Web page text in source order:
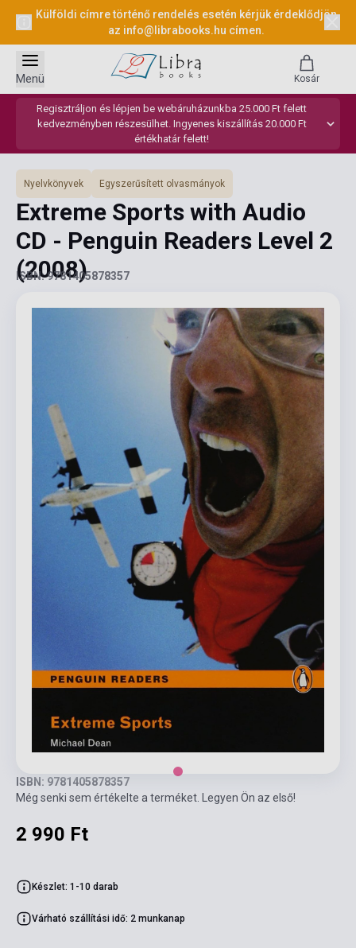
Külföldi címre történő rendelés esetén kérjük érdeklődjön
az info@librabooks.hu címen.
Regisztráljon és lépjen be webáruházunkba 25.000 Ft felett
kedvezményben részesülhet. Ingyenes kiszállítás 20.000 Ft
értékhatár felett!
Menü Kosár
Nyelvkönyvek Egyszerűsített olvasmányok
Extreme Sports with Audio
CD - Penguin Readers Level 2
(2008)
ISBN: 9781405878357
ISBN: 9781405878357
Még senki sem értékelte a terméket. Legyen Ön az első!
2 990 Ft
Készlet: 1-10 darab
Várható szállítási idő: 2 munkanap